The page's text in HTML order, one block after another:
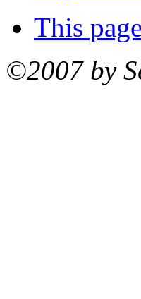
This
©2007 by